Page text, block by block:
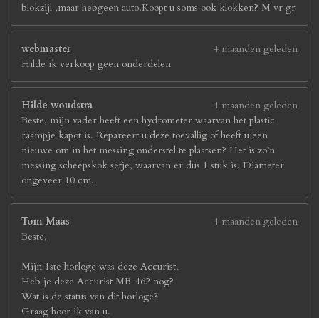
blokzijl ,maar hebgeen auto.Koopt u soms ook klokken? M vr gr
webmaster
4 maanden geleden
Hilde ik verkoop geen onderdelen
Hilde woudstra
4 maanden geleden
Beste, mijn vader heeft een hydrometer waarvan het plastic
raampje kapot is. Repareert u deze toevallig of heeft u een
nieuwe om in het messing onderstel te plaatsen? Het is zo’n
messing scheepskok setje, waarvan er dus 1 stuk is. Diameter
ongeveer 10 cm.
Tom Maas
4 maanden geleden
Beste,
Mijn 1ste horloge was deze Accurist.
Heb je deze Accurist MB-462 nog?
Wat is de status van dit horloge?
Graag hoor ik van u.